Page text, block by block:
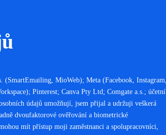
MioWeb); Meta (Facebook, Instagram,
Pinterest; Canva Pty Ltd; Comgate a.s.; účetní
údajů umožňují, jsem přijal a udržuji veškerá
dvoufaktorové ověřování a biometrické
mít přístup moji zaměstnanci a spolupracovníci,